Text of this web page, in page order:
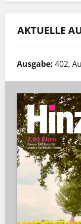
AKTUELLE
Ausgabe: 402,